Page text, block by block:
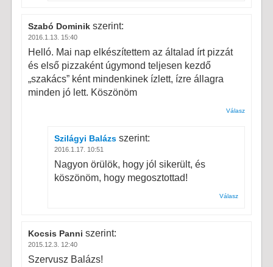
Szabó Dominik szerint:
2016.1.13. 15:40
Helló. Mai nap elkészítettem az általad írt pizzát
és első pizzaként úgymond teljesen kezdő
„szakács” ként mindenkinek ízlett, ízre állagra
minden jó lett. Köszönöm
Válasz
Szilágyi Balázs szerint:
2016.1.17. 10:51
Nagyon örülök, hogy jól sikerült, és
köszönöm, hogy megosztottad!
Válasz
Kocsis Panni szerint:
2015.12.3. 12:40
Szervusz Balázs!